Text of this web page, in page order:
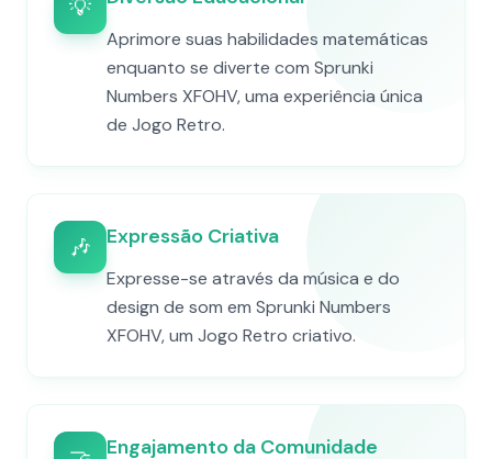
💡
Aprimore suas habilidades matemáticas
enquanto se diverte com Sprunki
Numbers XFOHV, uma experiência única
de Jogo Retro.
🎶 Expressão Criativa
Expresse-se através da música e do
design de som em Sprunki Numbers
XFOHV, um Jogo Retro criativo.
Engajamento da Comunidade